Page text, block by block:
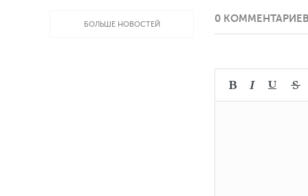
БОЛЬШЕ НОВОСТЕЙ 0